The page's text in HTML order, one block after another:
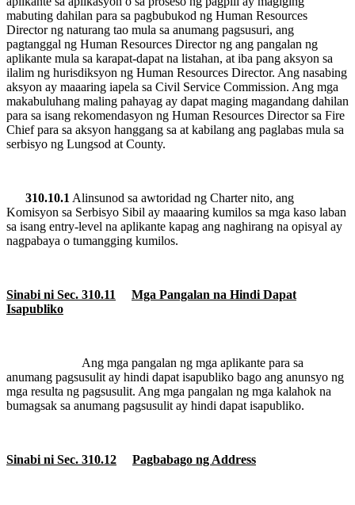
mabuting dahilan para sa pagbubukod ng Human Resources
Director ng naturang tao mula sa anumang pagsusuri, ang
pagtanggal ng Human Resources Director ng ang pangalan ng
aplikante mula sa karapat-dapat na listahan, at iba pang aksyon sa
ilalim ng hurisdiksyon ng Human Resources Director. Ang nasabing
aksyon ay maaaring iapela sa Civil Service Commission. Ang mga
makabuluhang maling pahayag ay dapat maging magandang dahilan
para sa isang rekomendasyon ng Human Resources Director sa Fire
Chief para sa aksyon hanggang sa at kabilang ang paglabas mula sa
serbisyo ng Lungsod at County.
310.10.1 Alinsunod sa awtoridad ng Charter nito, ang
Komisyon sa Serbisyo Sibil ay maaaring kumilos sa mga kaso laban
sa isang entry-level na aplikante kapag ang naghirang na opisyal ay
nagpabaya o tumangging kumilos.
Sinabi ni Sec. 310.11
Mga Pangalan na Hindi Dapat
Isapubliko
Ang mga pangalan ng mga aplikante para sa
anumang pagsusulit ay hindi dapat isapubliko bago ang anunsyo ng
mga resulta ng pagsusulit. Ang mga pangalan ng mga kalahok na
bumagsak sa anumang pagsusulit ay hindi dapat isapubliko.
Sinabi ni Sec. 310.12 Pagbabago ng Address